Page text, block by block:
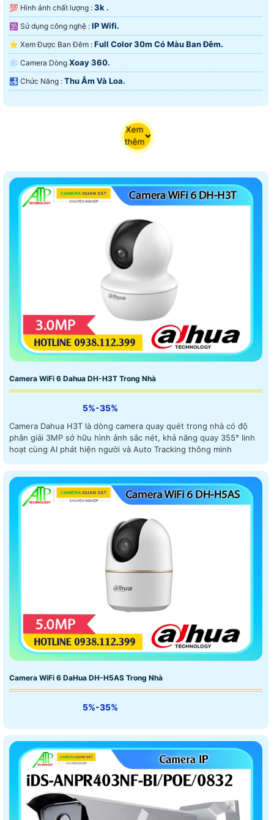
💯 Hình ảnh chất lượng : 3k .
🕉️ Sử dụng công nghệ : IP Wifi.
⭐ Xem Được Ban Đêm : Full Color 30m Có Màu Ban Ðêm.
❄ Camera Dòng Xoay 360.
️🛃 Chức Năng : Thu Âm Và Loa.
Xem
thêm
Camera WiFi 6 Dahua DH-H3T Trong Nhà
5%-35%
Camera Dahua H3T là dòng camera quay quét trong nhà có độ
phân giải 3MP sở hữu hình ảnh sắc nét, khả năng quay 355° linh
hoạt cùng AI phát hiện người và Auto Tracking thông minh
Camera WiFi 6 DaHua DH-H5AS Trong Nhà
5%-35%